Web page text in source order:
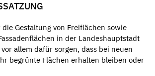
die Gestaltung von Freiflächen sowie
in der Landeshauptstadt
allem dafür sorgen, dass bei neuen
begrünte Flächen erhalten bleiben oder